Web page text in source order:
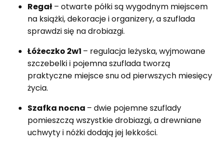
Regał – otwarte półki są wygodnym miejscem
na książki, dekoracje i organizery, a szuflada
sprawdzi się na drobiazgi.
Łóżeczko 2w1 – regulacja leżyska, wyjmowane
szczebelki i pojemna szuflada tworzą
praktyczne miejsce snu od pierwszych miesięcy
życia.
Szafka nocna – dwie pojemne szuflady
pomieszczą wszystkie drobiazgi, a drewniane
uchwyty i nóżki dodają jej lekkości.